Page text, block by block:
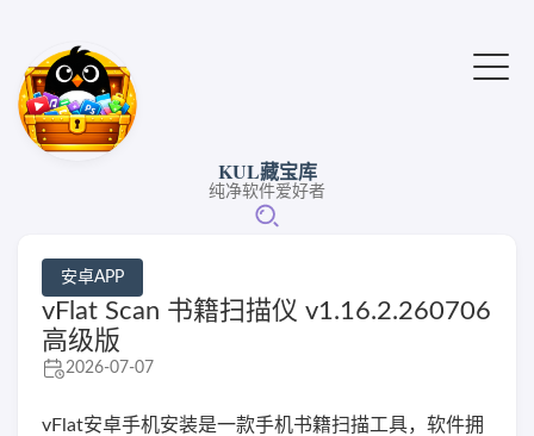
KUL藏宝库
纯净软件爱好者
安卓APP
vFlat Scan 书籍扫描仪 v1.16.2.260706
高级版
2026-07-07
vFlat安卓手机安装是一款手机书籍扫描工具，软件拥